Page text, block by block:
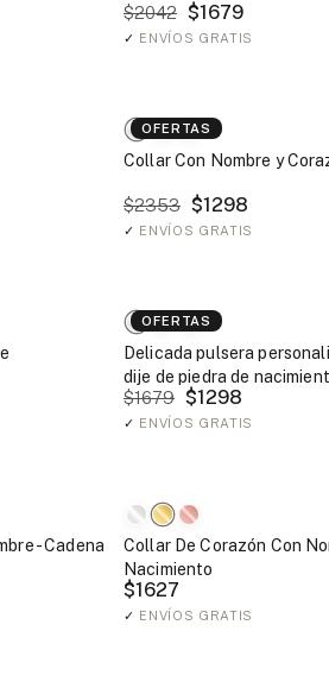
$2042 $1679
✓ ENVÍOS GRATIS
OFERTAS
Collar Con Nombre y
$2353 $1298
✓ ENVÍOS GRATIS
OFERTAS
Delicada pulsera
dije de piedra de
$1679 $1298
✓ ENVÍOS GRATIS
- Cadena
Collar De Corazón Con
Nacimiento
$1627
✓ ENVÍOS GRATIS